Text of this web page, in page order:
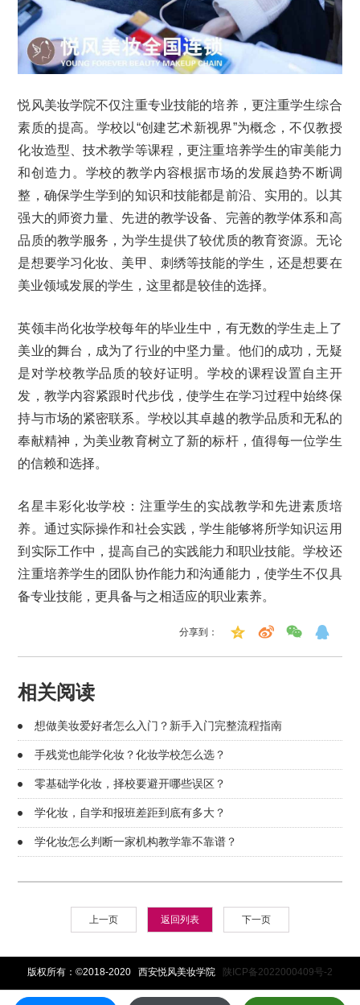
悦风美妆学院不仅注重专业技能的培养，更注重学生综合
素质的提高。学校以“创建艺术新视界”为概念，不仅教授
化妆造型、技术教学等课程，更注重培养学生的审美能力
和创造力。学校的教学内容根据市场的发展趋势不断调
整，确保学生学到的知识和技能都是前沿、实用的。以其
强大的师资力量、先进的教学设备、完善的教学体系和高
品质的教学服务，为学生提供了较优质的教育资源。无论
是想要学习化妆、美甲、刺绣等技能的学生，还是想要在
美业领域发展的学生，这里都是较佳的选择。
英领丰尚化妆学校每年的毕业生中，有无数的学生走上了
美业的舞台，成为了行业的中坚力量。他们的成功，无疑
是对学校教学品质的较好证明。学校的课程设置自主开
发，教学内容紧跟时代步伐，使学生在学习过程中始终保
持与市场的紧密联系。学校以其卓越的教学品质和无私的
奉献精神，为美业教育树立了新的标杆，值得每一位学生
的信赖和选择。
名星丰彩化妆学校：注重学生的实战教学和先进素质培
养。通过实际操作和社会实践，学生能够将所学知识运用
到实际工作中，提高自己的实践能力和职业技能。学校还
注重培养学生的团队协作能力和沟通能力，使学生不仅具
备专业技能，更具备与之相适应的职业素养。
分享到：
相关阅读
想做美妆爱好者怎么入门？新手入门完整流程指南
手残党也能学化妆？化妆学校怎么选？
零基础学化妆，择校要避开哪些误区？
学化妆，自学和报班差距到底有多大？
学化妆怎么判断一家机构教学靠不靠谱？
上一页 返回列表 下一页
版权所有：©2018-2020 西安悦风美妆学院 陕ICP备2022000409号-2